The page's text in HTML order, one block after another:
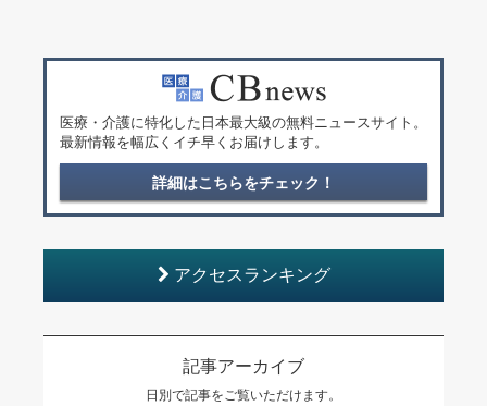
医療・介護に特化した日本最大級の無料ニュースサイト。
最新情報を幅広くイチ早くお届けします。
詳細はこちらをチェック！
アクセスランキング
記事アーカイブ
日別で記事をご覧いただけます。